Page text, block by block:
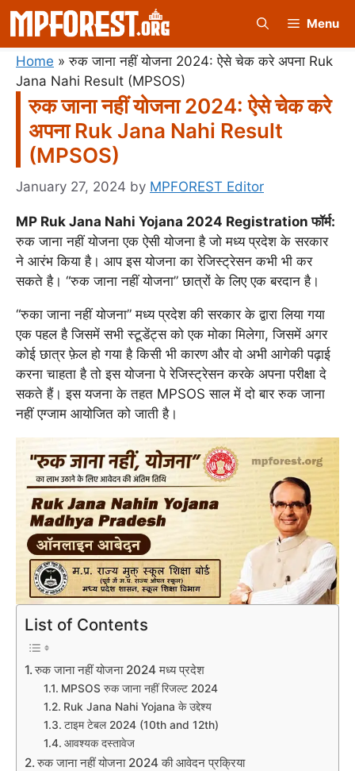
Skip
content
Menu
Home »रुक जाना नहीं योजना 2024: ऐसे चेक करे अपना Ruk
Jana Nahi Result (MPSOS)
रुक जाना नहीं योजना 2024: ऐसे चेक करे
अपना Ruk Jana Nahi Result
(MPSOS)
January 27, 2024 by MPFOREST Editor
MP Ruk Jana Nahi Yojana 2024 Registration फॉर्म:
रुक जाना नहीं योजना एक ऐसी योजना है जो मध्य प्रदेश के सरकार
ने आरंभ किया है। आप इस योजना का रेजिस्ट्रेसन कभी भी कर
सकते है। “रुक जाना नहीं योजना” छात्रों के लिए एक बरदान है।
“रुका जाना नहीं योजना” मध्य प्रदेश की सरकार के द्वारा लिया गया
एक पहल है जिसमें सभी स्टूडेंट्स को एक मोका मिलेगा, जिसमें अगर
कोई छात्र फ़ेल हो गया है किसी भी कारण और वो अभी आगेकी पढ़ाई
करना चाहता है तो इस योजना पे रेजिस्ट्रेसन करके अपना परीक्षा दे
सकते हैं। इस यजना के तहत MPSOS साल में दो बार रुक जाना
नहीं एग्जाम आयोजित को जाती है।
List of Contents
रुक जाना नहीं योजना 2024 मध्य प्रदेश
MPSOS रुक जाना नहीं रिजल्ट 2024
Ruk Jana Nahi Yojana के उद्देश्य
टाइम टेबल 2024 (10th and 12th)
आवश्यक दस्तावेज
रुक जाना नहीं योजना 2024 की आवेदन प्रक्रिया